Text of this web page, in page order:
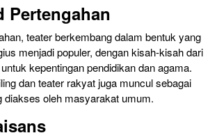
Pertengahan
teater berkembang dalam bentuk yang
menjadi populer, dengan kisah-kisah dari
kepentingan pendidikan dan agama.
dan teater rakyat juga muncul sebagai
diakses oleh masyarakat umum.